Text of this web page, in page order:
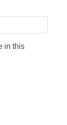
in this